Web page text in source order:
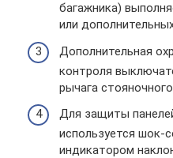
багажника)
или
Дополнительная
контроля
рычага
Для защиты
используется шок-
индикатором